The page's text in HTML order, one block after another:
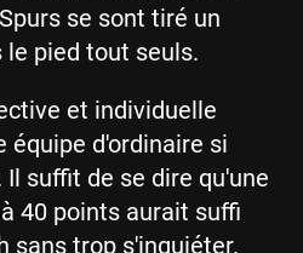
se sont tiré un
pied tout seuls.
et individuelle
équipe d'ordinaire si
suffit de se dire qu'une
40 points aurait suffi
sans trop s'inquiéter.